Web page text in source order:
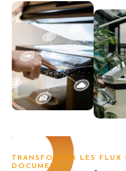
TRANSFORMER LES
DOCUMENTS